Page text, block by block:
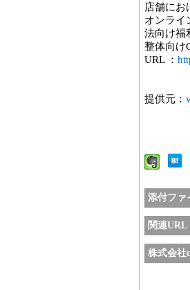
店舗にお
オンライ
法向け福
整体向け
URL ：
提供元：
添付ファ
関連URL
株式会社